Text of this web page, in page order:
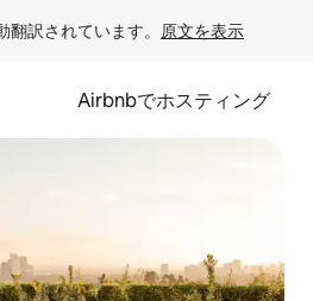
訳されています。 原文を表示
Airbnbでホスティング